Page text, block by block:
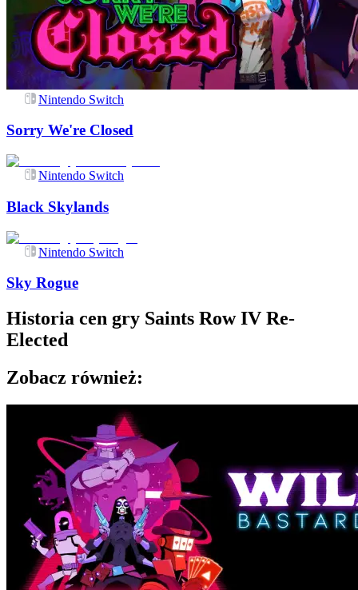
Nintendo Switch
Sorry We're Closed
Nintendo Switch
Black Skylands
Nintendo Switch
Sky Rogue
Historia cen gry Saints Row IV Re-
Elected
Zobacz również: